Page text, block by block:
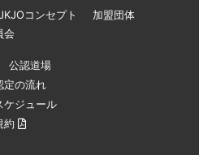
コンセプト
加盟団体
会
公認道場
定の流れ
ケジュール
約